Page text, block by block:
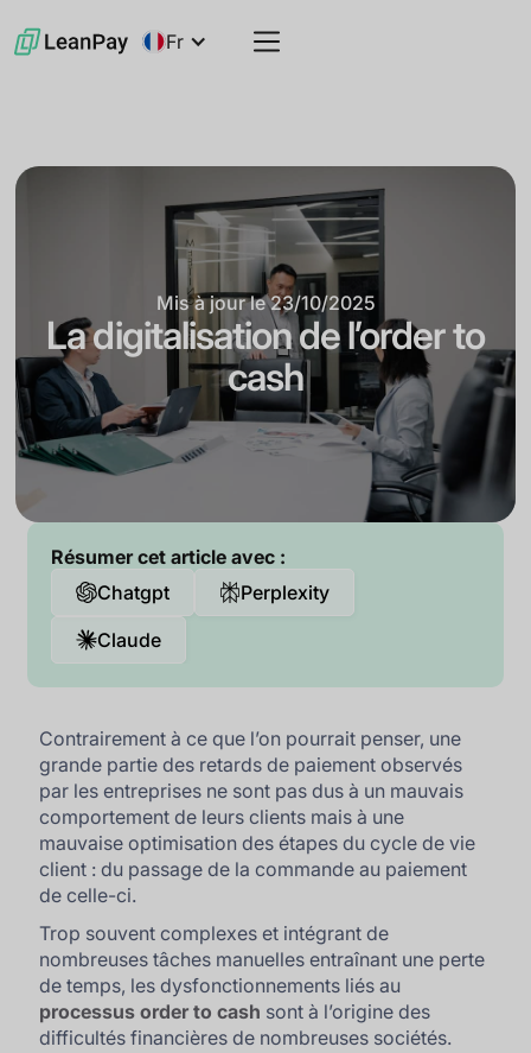
Fr
Mis à jour le 23/10/2025
La digitalisation de l’order to
cash
Résumer cet article avec :
Chatgpt
Perplexity
Claude
Contrairement à ce que l’on pourrait penser, une
grande partie des retards de paiement observés
par les entreprises ne sont pas dus à un mauvais
comportement de leurs clients mais à une
mauvaise optimisation des étapes du cycle de vie
client : du passage de la commande au paiement
de celle-ci.
Trop souvent complexes et intégrant de
nombreuses tâches manuelles entraînant une perte
de temps, les dysfonctionnements liés au
processus order to cash sont à l’origine des
difficultés financières de nombreuses sociétés.